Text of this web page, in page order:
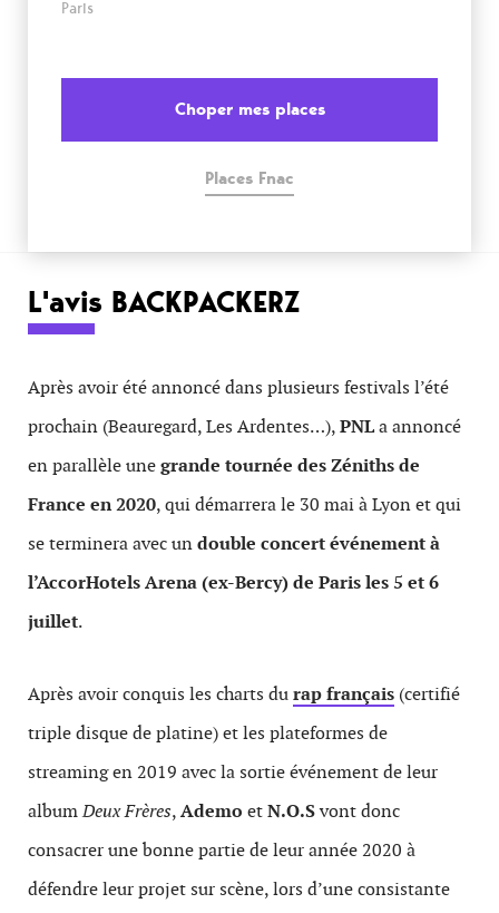
Paris
Choper mes places
Places Fnac
L'avis BACKPACKERZ
Après avoir été annoncé dans plusieurs festivals l’été
prochain (Beauregard, Les Ardentes…),PNLa annoncé
en parallèle unegrande tournée des Zéniths de
France en 2020, qui démarrera le 30 mai à Lyon et qui
se terminera avec undouble concert événement à
l’AccorHotels Arena (ex-Bercy) de Paris les 5 et 6
juillet.
Après avoir conquis les charts durap français (certifié
triple disque de platine) et les plateformes de
streaming en 2019 avec la sortie événement de leur
albumDeux Frères,Ademo etN.O.Svont donc
consacrer une bonne partie de leur année 2020 à
défendre leur projet sur scène, lors d’une consistante